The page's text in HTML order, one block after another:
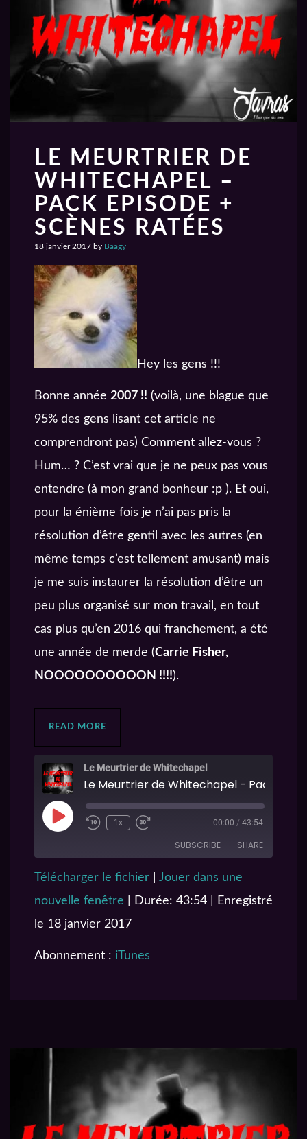
LE MEURTRIER DE
WHITECHAPEL –
PACK EPISODE +
SCÈNES RATÉES
18 janvier 2017 by Baagy
Hey les gens !!!
Bonne année 2007 !! (voilà, une blague que
95% des gens lisant cet article ne
comprendront pas) Comment allez-vous ?
Hum… ? C’est vrai que je ne peux pas vous
entendre (à mon grand bonheur :p ). Et oui,
pour la énième fois je n’ai pas pris la
résolution d’être gentil avec les autres (en
même temps c’est tellement amusant) mais
je me suis instaurer la résolution d’être un
peu plus organisé sur mon travail, en tout
cas plus qu’en 2016 qui franchement, a été
une année de merde (Carrie Fisher,
NOOOOOOOOOON !!!!).
READ MORE
Le Meurtrier de Whitechapel
1x 00:00 / 43:54
SUBSCRIBE SHARE
LINK
Télécharger le fichier
Jouer dans une
nouvelle fenêtre
Durée: 43:54
Enregistré
le 18 janvier 2017
Abonnement : iTunes